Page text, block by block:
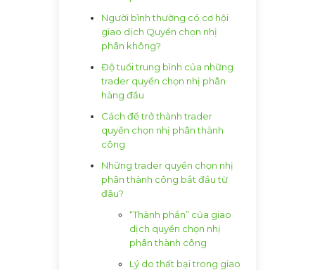
Người bình thường có cơ hội
giao dịch Quyền chọn nhị
phân không?
Độ tuổi trung bình của những
trader quyền chọn nhị phân
hàng đầu
Cách để trở thành trader
quyền chọn nhị phân thành
công
Những trader quyền chọn nhị
phân thành công bắt đầu từ
đâu?
“Thành phần” của giao
dịch quyền chọn nhị
phân thành công
Lý do thất bại trong giao